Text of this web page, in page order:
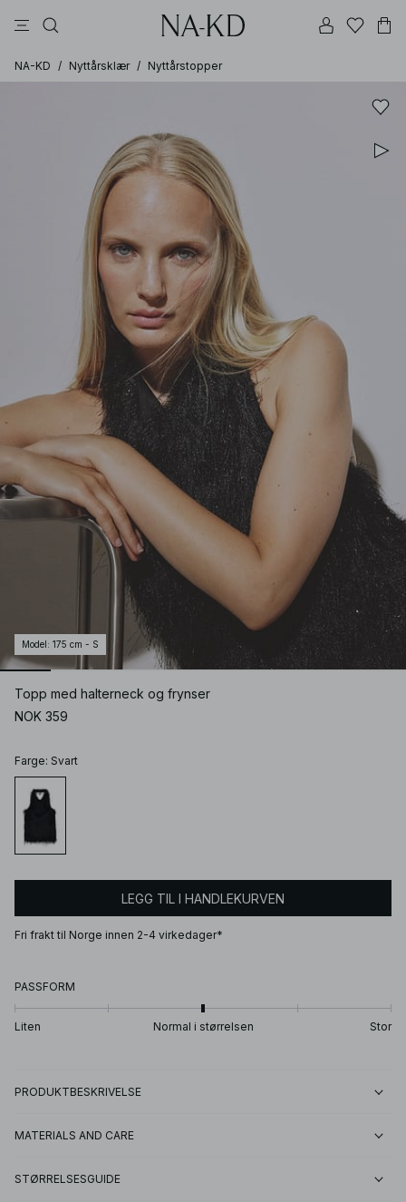
NA-KD / Nyttårsklær / Nyttårstopper
Model : 175 cm - S
Topp med halterneck og frynser
NOK 359
Farge: Svart
LEGG TIL I HANDLEKURVEN
Fri frakt til Norge innen 2-4 virkedager*
PASSFORM
Liten Normal i størrelsen Stor
PRODUKTBESKRIVELSE
MATERIALS AND CARE
STØRRELSESGUIDE